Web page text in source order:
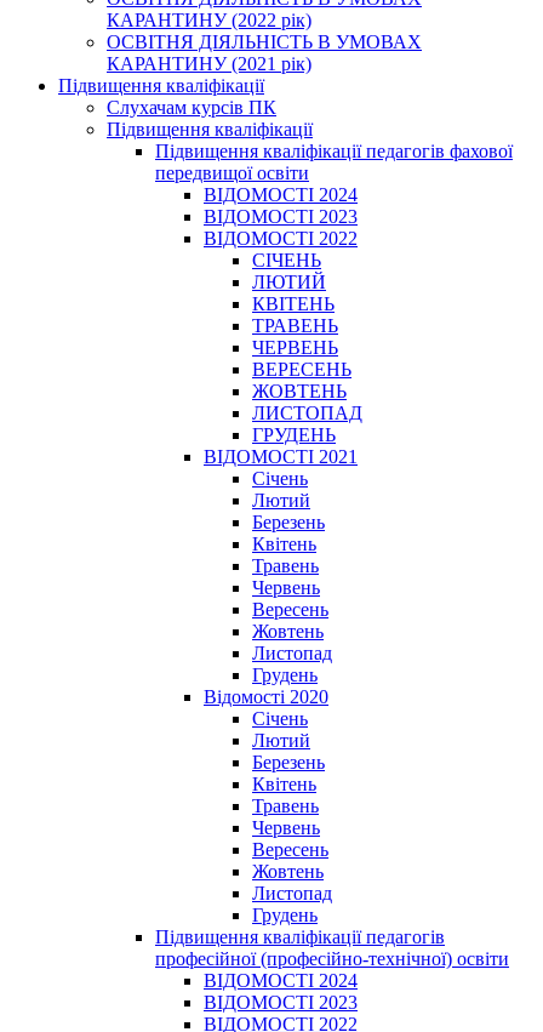
КАРАНТИНУ (2022 рік)
ОСВІТНЯ ДІЯЛЬНІСТЬ В УМОВАХ
КАРАНТИНУ (2021 рік)
Підвищення кваліфікації
Слухачам курсів ПК
Підвищення кваліфікації
Підвищення кваліфікації педагогів фахової
передвищої освіти
ВІДОМОСТІ 2024
ВІДОМОСТІ 2023
ВІДОМОСТІ 2022
СІЧЕНЬ
ЛЮТИЙ
КВІТЕНЬ
ТРАВЕНЬ
ЧЕРВЕНЬ
ВЕРЕСЕНЬ
ЖОВТЕНЬ
ЛИСТОПАД
ГРУДЕНЬ
ВІДОМОСТІ 2021
Січень
Лютий
Березень
Квітень
Травень
Червень
Вересень
Жовтень
Листопад
Грудень
Відомості 2020
Січень
Лютий
Березень
Квітень
Травень
Червень
Вересень
Жовтень
Листопад
Грудень
Підвищення кваліфікації педагогів
професійної (професійно-технічної) освіти
ВІДОМОСТІ 2024
ВІДОМОСТІ 2023
ВІДОМОСТІ 2022